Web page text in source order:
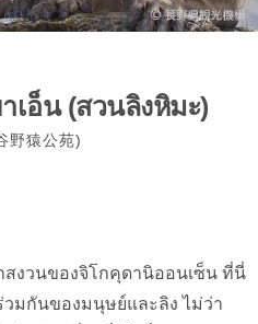
เอ็น (สวนลิงหิมะ)
野猿公苑)
งวนของจิโกคุดานิออนเซ็น ที่นี่
วมกันของมนุษย์และลิง ไม่ว่า